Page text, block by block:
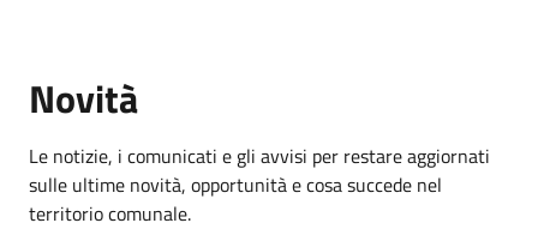
Novità
Le notizie, i comunicati e gli avvisi per restare aggiornati
sulle ultime novità, opportunità e cosa succede nel
territorio comunale.